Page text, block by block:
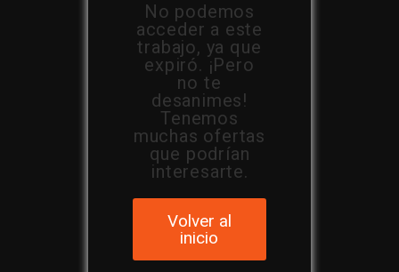
No podemos
acceder a este
trabajo, ya que
expiró. ¡Pero
no te
desanimes!
Tenemos
muchas ofertas
que podrían
interesarte.
Volver al
inicio